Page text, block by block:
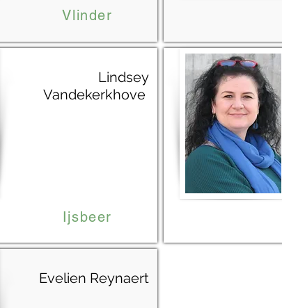
Vlinder
Lindsey
Vandekerkhove
Ijsbeer
Evelien Reynaert